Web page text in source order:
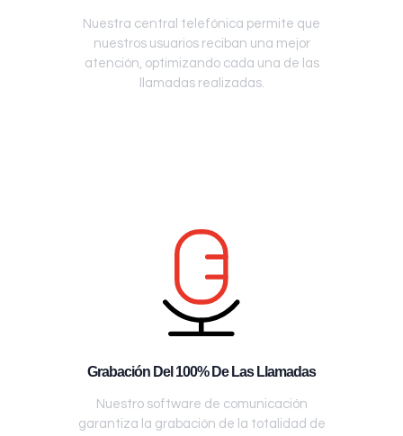
Nuestra central telefónica permite que
nuestros usuarios reciban una mejor
atención, optimizando cada una de las
llamadas realizadas.
Grabación Del 100% De Las Llamadas
Nuestro software de comunicación
garantiza la grabación de la totalidad de